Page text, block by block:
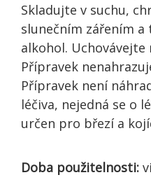
Skladujte v suchu,
slunečním zářením
alkohol.
Přípravek
Přípravek není
léčiva, nejedná se o
určen pro březí a
Doba použitelnosti: